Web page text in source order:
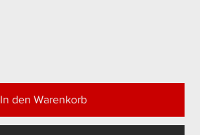
In den Warenkorb